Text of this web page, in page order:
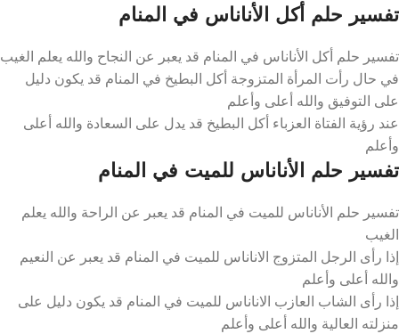
تفسير حلم أكل الأناناس في المنام
تفسير حلم أكل الأناناس في المنام قد يعبر عن النجاح والله يعلم الغيب
في حال رأت المرأة المتزوجة أكل البطيخ في المنام قد يكون دليل
على التوفيق والله أعلى وأعلم
عند رؤية الفتاة العزباء أكل البطيخ قد يدل على السعادة والله أعلى
وأعلم
تفسير حلم الأناناس للميت في المنام
تفسير حلم الأناناس للميت في المنام قد يعبر عن الراحة والله يعلم
الغيب
إذا رأى الرجل المتزوج الاناناس للميت في المنام قد يعبر عن النعيم
والله أعلى وأعلم
إذا رأى الشاب العازب الاناناس للميت في المنام قد يكون دليل على
منزلته العالية والله أعلى وأعلم